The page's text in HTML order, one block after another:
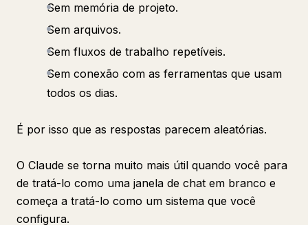
Sem memória de projeto.
Sem arquivos.
Sem fluxos de trabalho repetíveis.
Sem conexão com as ferramentas que usam
todos os dias.
É por isso que as respostas parecem aleatórias.
O Claude se torna muito mais útil quando você para
de tratá-lo como uma janela de chat em branco e
começa a tratá-lo como um sistema que você
configura.